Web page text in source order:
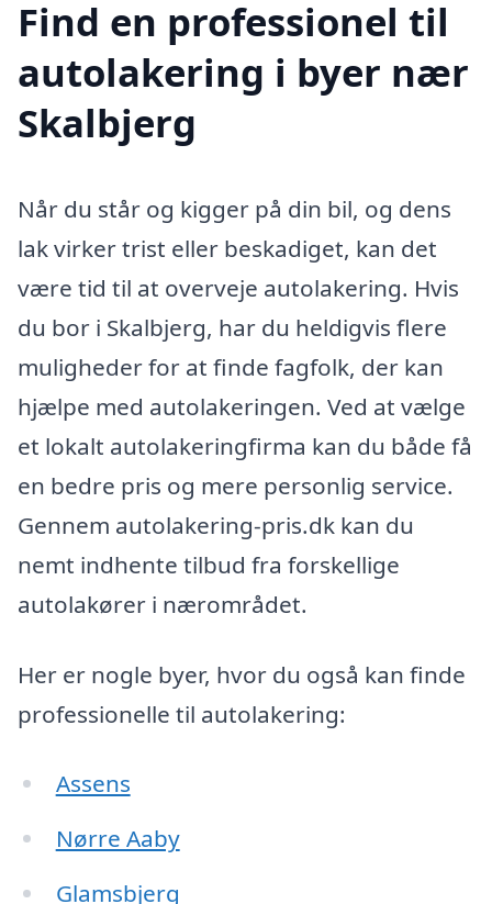
Find en professionel til
autolakering i byer nær
Skalbjerg
Når du står og kigger på din bil, og dens
lak virker trist eller beskadiget, kan det
være tid til at overveje autolakering. Hvis
du bor i Skalbjerg, har du heldigvis flere
muligheder for at finde fagfolk, der kan
hjælpe med autolakeringen. Ved at vælge
et lokalt autolakeringfirma kan du både få
en bedre pris og mere personlig service.
Gennem autolakering-pris.dk kan du
nemt indhente tilbud fra forskellige
autolakører i nærområdet.
Her er nogle byer, hvor du også kan finde
professionelle til autolakering:
Assens
Nørre Aaby
Glamsbjerg